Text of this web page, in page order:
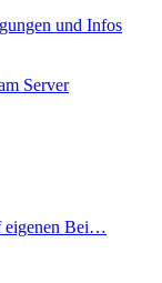
und Infos
Server
eigenen Bei…